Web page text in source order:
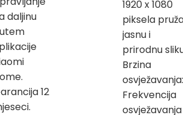
daljinu
12
1920 x 1080
piksela
jasnu i
prirodnu
Brzina
osvježavanja:
Frekvencija
osvježavanja